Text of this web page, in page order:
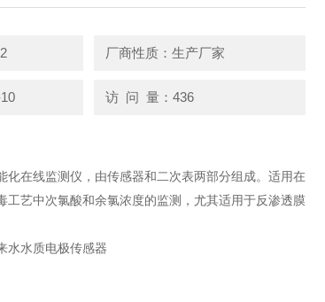
厂商性质：生产厂家
访 问 量：436
化在线监测仪，由传感器和二次表两部分组成。适用在
工艺中次氯酸和余氯浓度的监测，尤其适用于反渗透膜
水水质电极传感器